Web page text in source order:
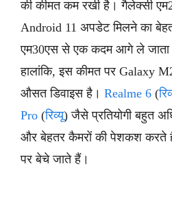
की कीमत कम रखी है। गैलेक्सी
Android 11 अपडेट मिलने का
एम30एस से एक कदम आगे ले जाता
हालांकि, इस कीमत पर Galaxy
औसत डिवाइस है। Realme 6 (
Pro (रिव्यू) जैसे प्रतियोगी बहुत
और बेहतर कैमरों की पेशकश करते
पर बेचे जाते हैं।